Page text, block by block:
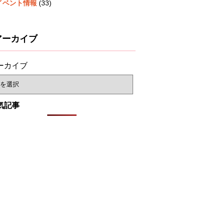
ベント情報 (33)
ーカイブ
カイブ
記事